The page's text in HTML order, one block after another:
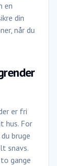
en
din
når du
er fri
hus. For
bruge
snavs.
gange